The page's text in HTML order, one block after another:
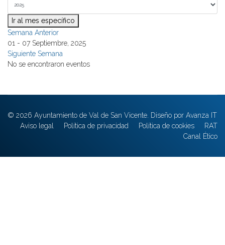
Ir al mes específico
Semana Anterior
01 - 07 Septiembre, 2025
Siguiente Semana
No se encontraron eventos
© 2026 Ayuntamiento de Val de San Vicente. Diseño por Avanza IT
Aviso legal
Política de privacidad Política de cookies
RAT
Canal Ético